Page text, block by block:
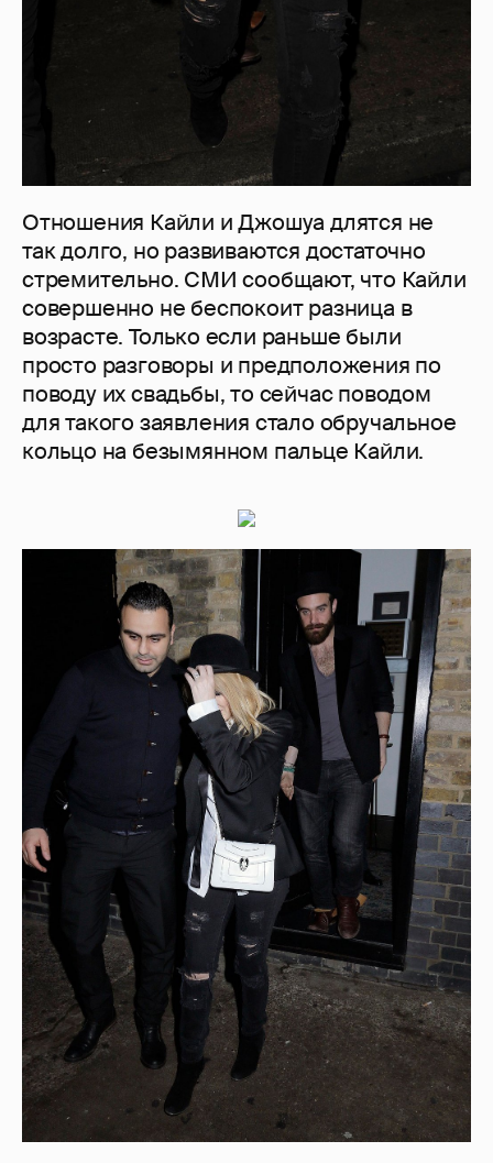
Отношения Кайли и Джошуа длятся не
так долго, но развиваются достаточно
стремительно. СМИ сообщают, что Кайли
совершенно не беспокоит разница в
возрасте. Только если раньше были
просто разговоры и предположения по
поводу их свадьбы, то сейчас поводом
для такого заявления стало обручальное
кольцо на безымянном пальце Кайли.